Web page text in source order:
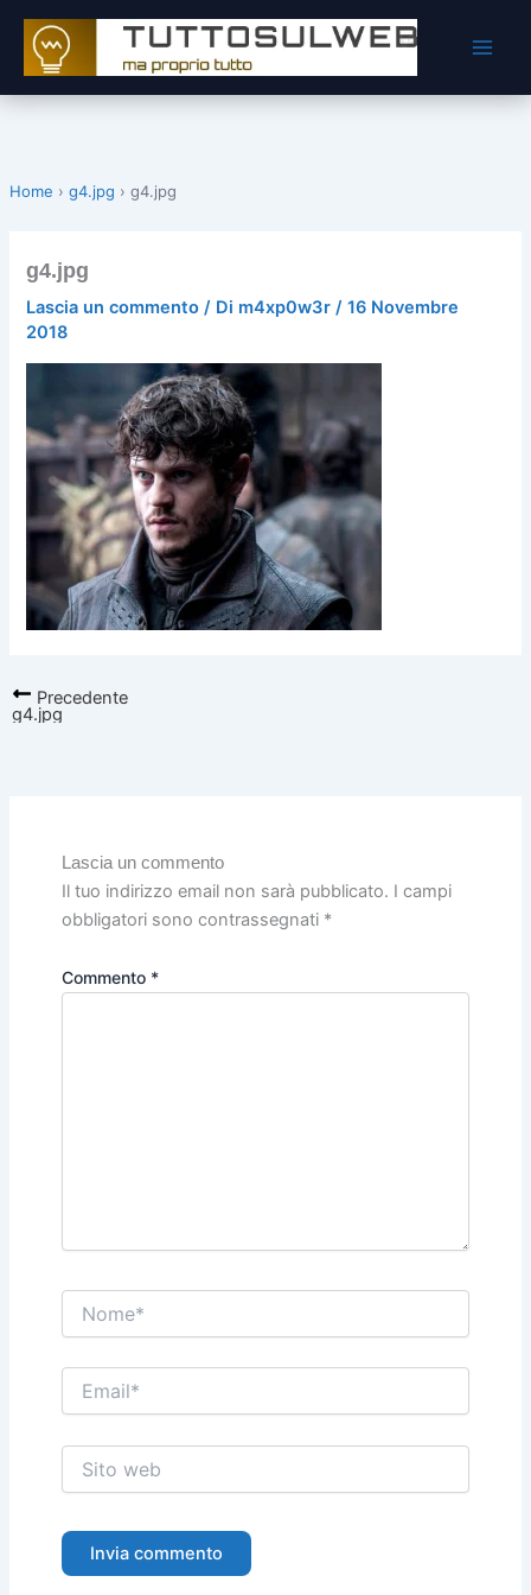
contenuto
Home › g4.jpg › g4.jpg
g4.jpg
Lascia un commento / Di m4xp0w3r/16 Novembre
2018
Precedente
g4.jpg
Lascia un commento
Il tuo indirizzo email non sarà pubblicato. I campi
obbligatori sono contrassegnati *
Commento *
Nome*
Email*
Sito
web